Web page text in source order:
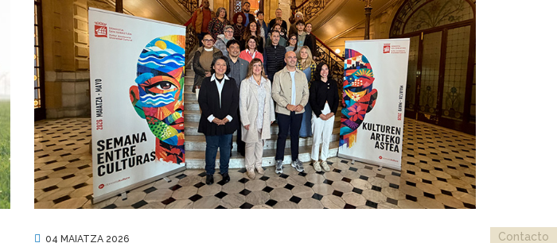
04 MAIATZA 2026 Contacto